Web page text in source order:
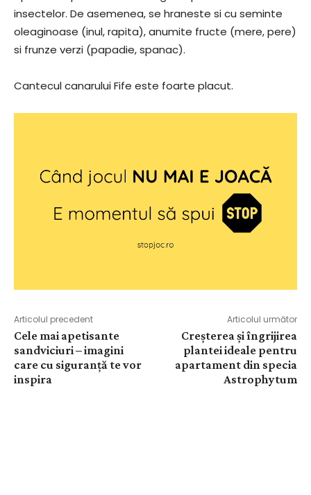
insectelor. De asemenea, se hraneste si cu seminte
oleaginoase (inul, rapita), anumite fructe (mere, pere)
si frunze verzi (papadie, spanac).
Cantecul canarului Fife este foarte placut.
Articolul precedent
Cele mai apetisante
sandviciuri – imagini
care cu siguranță te vor
inspira
Articolul următor
Creșterea și îngrijirea
plantei ideale pentru
apartament din specia
Astrophytum